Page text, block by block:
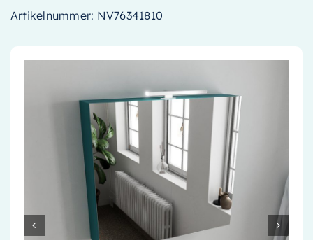
Douche
Radiatoren
Accessoires
Installatiemateriaal
Klimaatbeheersing
Artikelnummer: NV76341810